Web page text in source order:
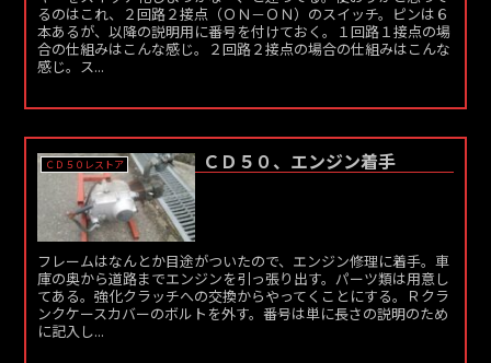
るのはこれ、２回路２接点（ＯＮ－ＯＮ）のスイッチ。ピンは６
本あるが、以降の説明用に番号を付けておく。１回路１接点の場
合の仕組みはこんな感じ。２回路２接点の場合の仕組みはこんな
感じ。ス...
ＣＤ５０レストア ＣＤ５０、エンジン着手
フレームはなんとか目途がついたので、エンジン修理に着手。車
庫の奥から道路までエンジンを引っ張り出す。パーツ類は用意し
てある。強化クラッチへの交換からやってくことにする。Ｒクラ
ンクケースカバーのボルトを外す。番号は単に長さの説明のため
に記入し...